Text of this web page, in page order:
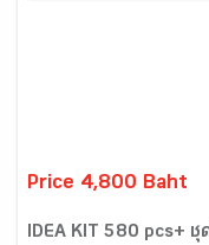
Price 4,800 Baht
IDEA KIT 580 pcs+